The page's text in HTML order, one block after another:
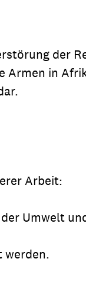
der
Armen in
Arbeit:
Umwelt
werden.